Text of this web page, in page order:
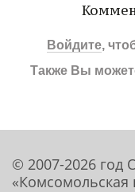
Войдите,
Также Вы
© 2007-2026 год
«Комсомольская